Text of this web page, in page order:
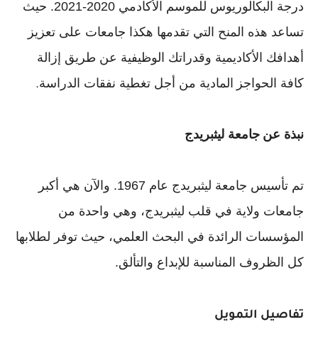
درجة البكالوريوس للموسم الأكادمي 2020-2021. حيث
تساعد هذه المنح التي تقدمها هكذا جامعات على تعزيز
أهدافك الأكاديمية وقدراتك الوظيفية عن طريق إزالة
كافة الحواجز
المادية من أجل تغطية نفقات الدراسة.
نبذة عن جامعة ليثبريدج
تم تأسيس جامعة ليثبريدج عام 1967. والآن هي أكبر
جامعات ولاية في قلب ليثبريدج، وهي واحدة من
المؤسسات الرائدة في البحث العلمي، حيث توفر لطلابها
كل الظروف المناسبة للإبداع والتألق.
تفاصيل التمويل